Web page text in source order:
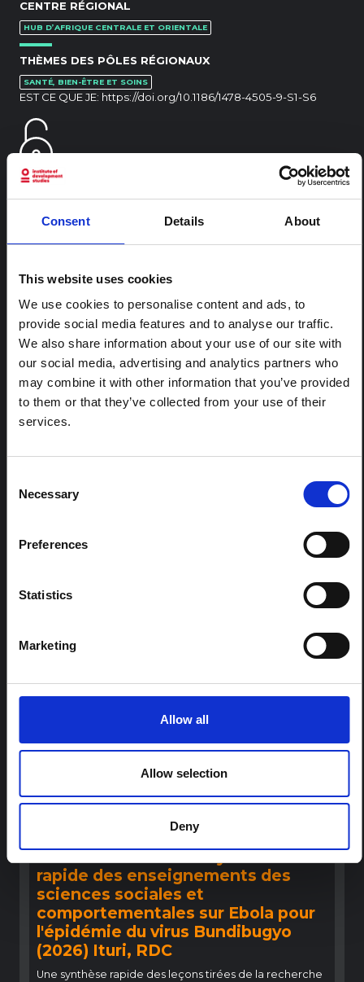
Consent Details About
This website uses cookies
We use cookies to personalise content and ads, to
provide social media features and to analyse our traffic.
We also share information about your use of our site with
our social media, advertising and analytics partners who
may combine it with other information that you’ve provided
to them or that they’ve collected from your use of their
services.
Selection
Necessary
Preferences
Statistics
Marketing
Allow all
Allow selection
Deny
CENTRE RÉGIONAL
HUB D’AFRIQUE CENTRALE ET ORIENTALE
THÈMES DES PÔLES RÉGIONAUX
SANTÉ, BIEN-ÊTRE ET SOINS
EST CE QUE JE: https://doi.org/10.1186/1478-4505-9-S1-S6
CONTENU ASSOCIÉ
ARTICLE
Note contextuelle : Pratiques
funéraires en Ituri
Cette note est la deuxième produite par " le collectif
pour l'Ituri ", un réseau informel principalement animé
par des chercheurs en sciences sociales qui fournissent
des informations contextuelles pour la réponse à
l'épidémie d'Ebola à Bundibugyo dans l'Ituri, à l'est de
la RDC. Cette note développe les…
Note contextuelle sur l'épidémie
Cette note fournit un contexte sur la province de l'Ituri,
l'actualité et les derniers développements de la
réponse à Ebola, mais présente le contexte général
HAL Sciences ouvertes
2026
Recommandations : Synthèse
rapide des enseignements des
sciences sociales et
comportementales sur Ebola pour
l'épidémie du virus Bundibugyo
(2026) Ituri, RDC
Une synthèse rapide des leçons tirées de la recherche